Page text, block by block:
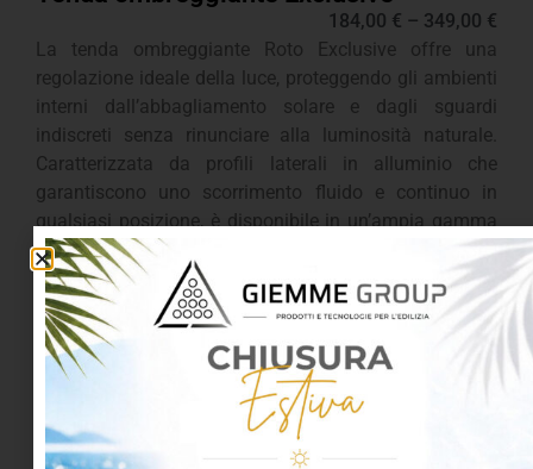
184,00 € – 349,00 €
La tenda ombreggiante Roto Exclusive offre una
regolazione ideale della luce, proteggendo gli ambienti
interni dall’abbagliamento solare e dagli sguardi
indiscreti senza rinunciare alla luminosità naturale.
Caratterizzata da profili laterali in alluminio che
garantiscono uno scorrimento fluido e continuo in
qualsiasi posizione, è disponibile in un’ampia gamma
di colori e tessuti per integrarsi perfettamente con il
design di ogni mansarda.